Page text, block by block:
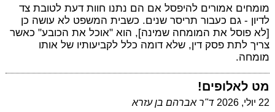
מומחים אמורים להיפסל אם הם נתנו חוות דעת לטובת צד
לדיון - גם כעבור תריסר שנים. כשבית המשפט לא עושה כן
[לא פוסל את המומחה שמינה], הוא "אוכל את הכובע" כאשר
צריך לתת פסק דין, שלא דומה כלל לקביעותיו של אותו
מומחה.
מט לאלופים!
22 יולי, 2026 ד"ר אברהם בן עזרא